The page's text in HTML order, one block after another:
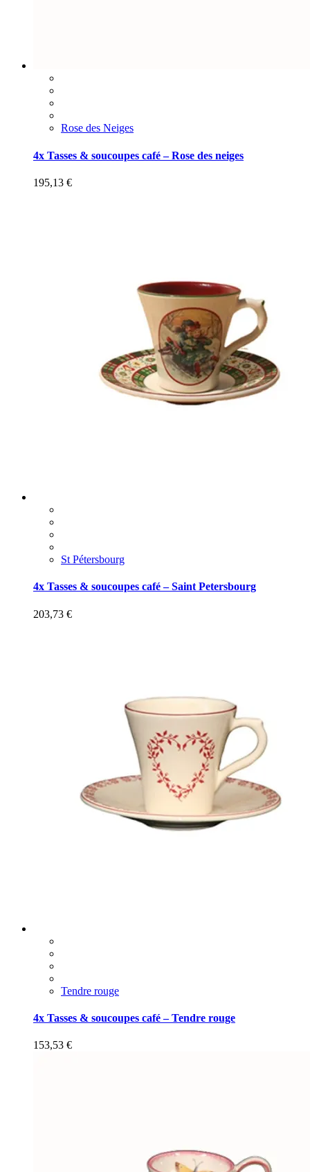
Rose des Neiges
4x Tasses & soucoupes café – Rose des neiges
195,13 €
St Pétersbourg
4x Tasses & soucoupes café – Saint Petersbourg
203,73 €
Tendre rouge
4x Tasses & soucoupes café – Tendre rouge
153,53 €